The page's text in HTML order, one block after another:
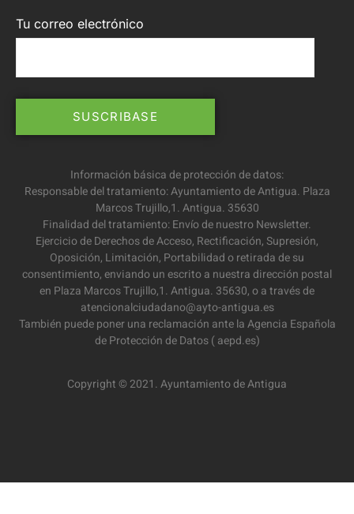
Tu correo electrónico
Información básica de protección de datos:
Responsable del tratamiento: Ayuntamiento de Antigua. Plaza
Marcos Trujillo,1. Antigua. 35630
Finalidad del tratamiento: Envío de nuestro Newsletter.
Ejercicio de Derechos de Acceso, Rectificación, Supresión,
Oposición, Limitación, Portabilidad o retirada de su
consentimiento, enviando un escrito a nuestra dirección postal
en Plaza Marcos Trujillo,1. Antigua. 35630, o a través de
atencionalciudadano@ayto-antigua.es
También puede poner una reclamación ante la Agencia Española
de Protección de Datos ( aepd.es)
Copyright © 2021. Ayuntamiento de Antigua